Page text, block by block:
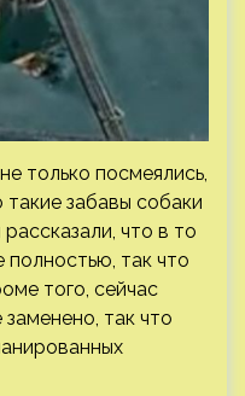
только посмеялись,
такие забавы собаки
что в то
полностью, так что
того, сейчас
так что